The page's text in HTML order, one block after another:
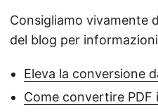
Consigliamo vivamente
del blog per
Eleva la conversione
Come convertire PDF